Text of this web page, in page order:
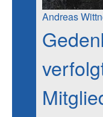
Andreas